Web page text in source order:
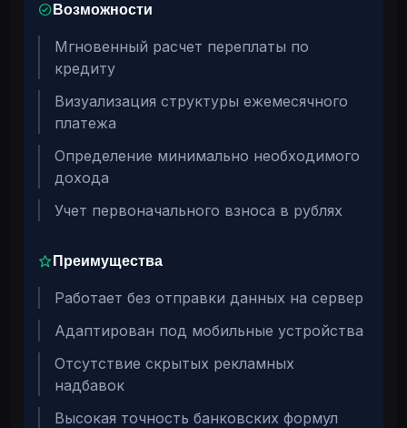
Возможности
Мгновенный расчет переплаты по
кредиту
Визуализация структуры ежемесячного
платежа
Определение минимально необходимого
дохода
Учет первоначального взноса в рублях
Преимущества
Работает без отправки данных на сервер
Адаптирован под мобильные устройства
Отсутствие скрытых рекламных
надбавок
Высокая точность банковских формул